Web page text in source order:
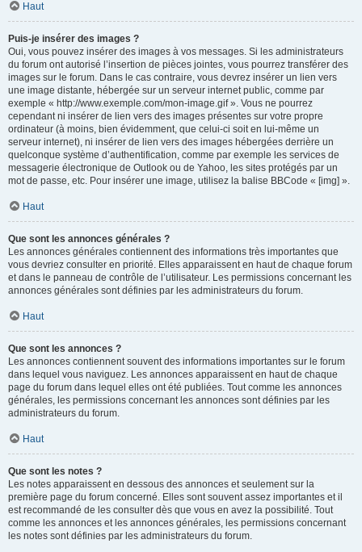
Haut
Puis-je insérer des images ?
Oui, vous pouvez insérer des images à vos messages. Si les administrateurs
du forum ont autorisé l’insertion de pièces jointes, vous pourrez transférer des
images sur le forum. Dans le cas contraire, vous devrez insérer un lien vers
une image distante, hébergée sur un serveur internet public, comme par
exemple « http://www.exemple.com/mon-image.gif ». Vous ne pourrez
cependant ni insérer de lien vers des images présentes sur votre propre
ordinateur (à moins, bien évidemment, que celui-ci soit en lui-même un
serveur internet), ni insérer de lien vers des images hébergées derrière un
quelconque système d’authentification, comme par exemple les services de
messagerie électronique de Outlook ou de Yahoo, les sites protégés par un
mot de passe, etc. Pour insérer une image, utilisez la balise BBCode « [img] ».
Haut
Que sont les annonces générales ?
Les annonces générales contiennent des informations très importantes que
vous devriez consulter en priorité. Elles apparaissent en haut de chaque forum
et dans le panneau de contrôle de l’utilisateur. Les permissions concernant les
annonces générales sont définies par les administrateurs du forum.
Haut
Que sont les annonces ?
Les annonces contiennent souvent des informations importantes sur le forum
dans lequel vous naviguez. Les annonces apparaissent en haut de chaque
page du forum dans lequel elles ont été publiées. Tout comme les annonces
générales, les permissions concernant les annonces sont définies par les
administrateurs du forum.
Haut
Que sont les notes ?
Les notes apparaissent en dessous des annonces et seulement sur la
première page du forum concerné. Elles sont souvent assez importantes et il
est recommandé de les consulter dès que vous en avez la possibilité. Tout
comme les annonces et les annonces générales, les permissions concernant
les notes sont définies par les administrateurs du forum.